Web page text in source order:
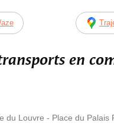
en
du Louvre - Place du Palais